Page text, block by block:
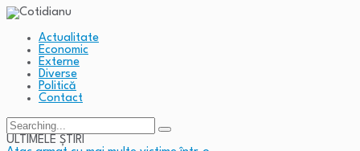
Actualitate
Economic
Externe
Diverse
Politică
Contact
Search
for:
ULTIMELE ȘTIRI